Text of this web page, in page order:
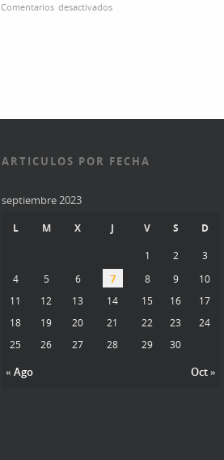
Comentarios desactivados
ARTICULOS POR FECHA
septiembre 2023
L M X J V S D
« Ago Oct »
1 2
3
4
5 6 7 8 9
10
11
12 13 14 15 16
17
18
19 20 21 22 23
24
25
26 27 28 29 30